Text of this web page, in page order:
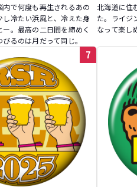
で何度も再生されるあの
し冷たい浜風と、冷えた身
。最高の二日間を締めく
るのは月だって同じ。
北海道に住
た。ライジ
なって楽し
7